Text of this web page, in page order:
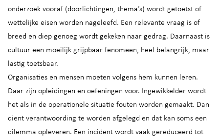
onderzoek vooraf (doorlichtingen, thema’s) wordt getoetst of
wettelijke eisen worden nageleefd. Een relevante vraag is of
breed en diep genoeg wordt gekeken naar gedrag. Daarnaast is
cultuur een moeilijk grijpbaar fenomeen, heel belangrijk, maar
lastig toetsbaar.
Organisaties en mensen moeten volgens hem kunnen leren.
Daar zijn opleidingen en oefeningen voor. Ingewikkelder wordt
het als in de operationele situatie fouten worden gemaakt. Dan
dient verantwoording te worden afgelegd en dat kan soms een
dilemma opleveren. Een incident wordt vaak gereduceerd tot